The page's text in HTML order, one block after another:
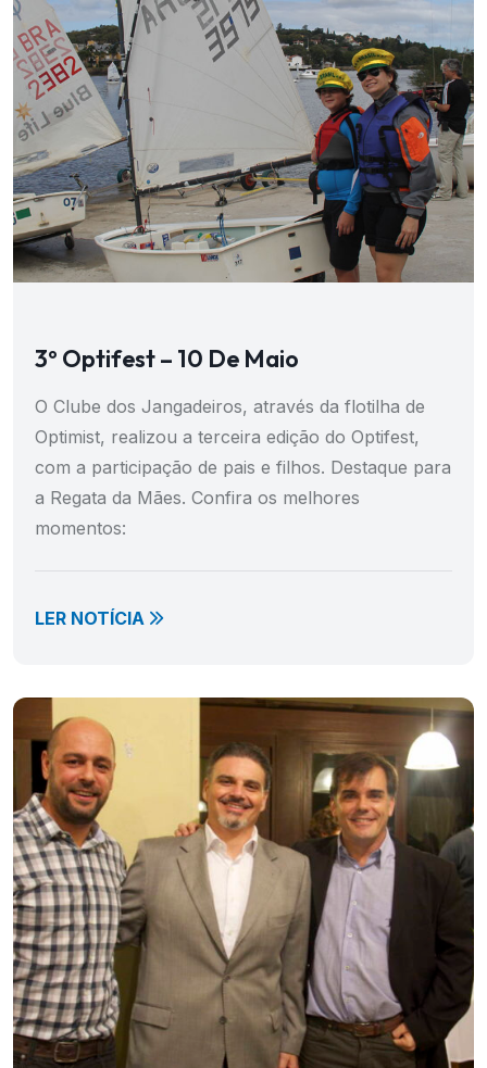
3º Optifest – 10 De Maio
O Clube dos Jangadeiros, através da flotilha de
Optimist, realizou a terceira edição do Optifest,
com a participação de pais e filhos. Destaque para
a Regata da Mães. Confira os melhores
momentos:
LER NOTÍCIA